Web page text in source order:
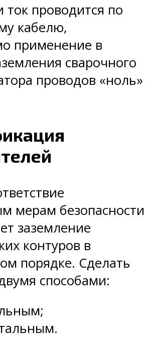
ток проводится по
кабелю,
применение в
сварочного
проводов «ноль»
мерам безопасности
заземление
контуров в
порядке. Сделать
способами: